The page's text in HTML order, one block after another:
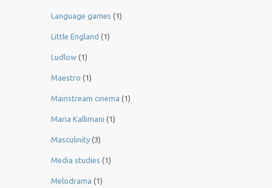
Language games (1)
Little England (1)
Ludlow (1)
Maestro (1)
Mainstream cinema (1)
Maria Kallimani (1)
Masculinity (3)
Media studies (1)
Melodrama (1)